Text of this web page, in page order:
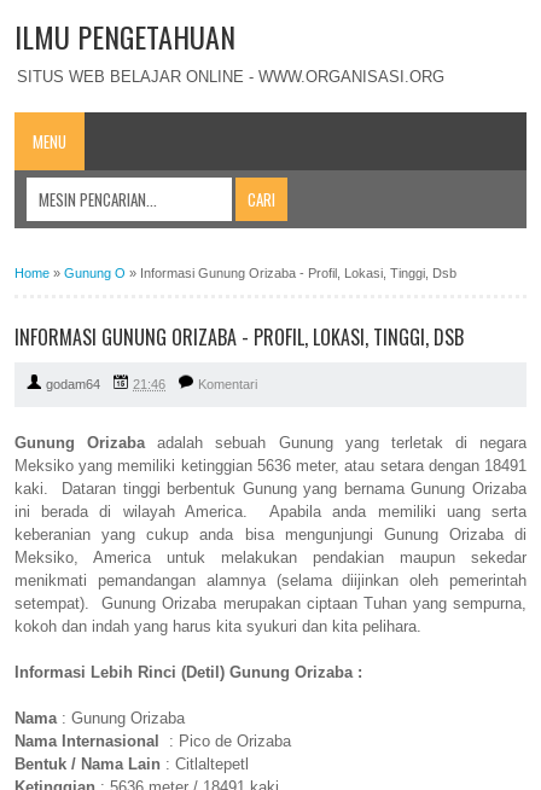
ILMU PENGETAHUAN
SITUS WEB BELAJAR ONLINE - WWW.ORGANISASI.ORG
MENU
Home » Gunung O » Informasi Gunung Orizaba - Profil, Lokasi, Tinggi, Dsb
INFORMASI GUNUNG ORIZABA - PROFIL, LOKASI, TINGGI, DSB
godam64 21:46 Komentari
Gunung Orizabaadalah sebuah Gunung yang terletak di negara
Meksiko yang memiliki ketinggian 5636 meter, atau setara dengan 18491
kaki. Dataran tinggi berbentuk Gunung yang bernama Gunung Orizaba
ini berada di wilayah America. Apabila anda memiliki uang serta
keberanian yang cukup anda bisa mengunjungi Gunung Orizaba di
Meksiko, America untuk melakukan pendakian maupun sekedar
menikmati pemandangan alamnya (selama diijinkan oleh pemerintah
setempat). Gunung Orizaba merupakan ciptaan Tuhan yang sempurna,
kokoh dan indah yang harus kita syukuri dan kita pelihara.
Informasi Lebih Rinci (Detil) Gunung Orizaba :
Nama: Gunung Orizaba
Nama Internasional
: Pico de Orizaba
Bentuk / Nama Lain : Citlaltepetl